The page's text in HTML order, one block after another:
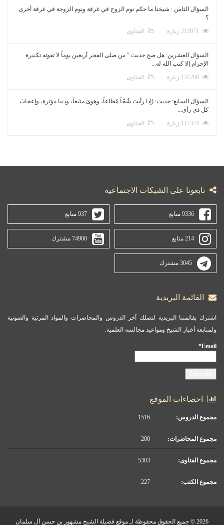
السؤال الثامن : شيخنا ما حكم نوم الزوج في غرفة ونوم الزوجة في غرفة أخرى
؟
الفتاوى
السؤال العشرين: هل صح حديث " من صلى الفجر أربعين يوماً لا تفوته تكبيرة
الإحرام إلا كتب الله له...
الفتاوى
السؤال السابع: حديث: (إذا رأيتَ شُحّاً مُطاعاً، وهوىً متبَعاً، ودنيا مؤثرة، وإعجابَ
كل ذي رأي...
الفتاوى
تابعونا على الشبكات الاجتماعية
9336 متابع 937 متابع
214 متابع 74900 مشترك
3045 مشترك
القائمة البريدية
اشترك بقائمتنا البريدية لتصلك آخر الدروس والمحاضرات والمواد المرئية والصوتية
ولمتابعة أخبار الشيخ ومواعيد مجالسه العلمية.
Email*
احصاءات الموقع
مجموع الدروس:
مجموع المحاضرات:
مجموع الفتاوى:
مجموع الكتب:
2026 © جميع الحقوق محفوظة لـ موقع فضيلة الشيخ مشهور بن حسن آل سلمان